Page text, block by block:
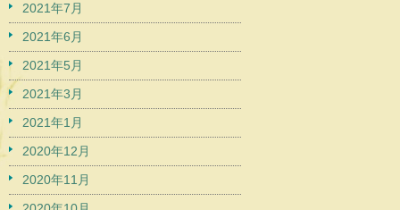
2021年7月
2021年6月
2021年5月
2021年3月
2021年1月
2020年12月
2020年11月